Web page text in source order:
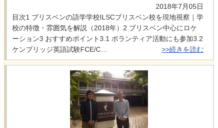
2018年7月05日
目次1 ブリスベンの語学学校ILSCブリスベン校を現地視察｜学
校の特徴・雰囲気を解説（2018年）2 ブリスベン中心にロケ
ーション3 おすすめポイント3.1 ボランティア活動にも参加3.2
ケンブリッジ英語試験FCE/C…
>>続きを読む